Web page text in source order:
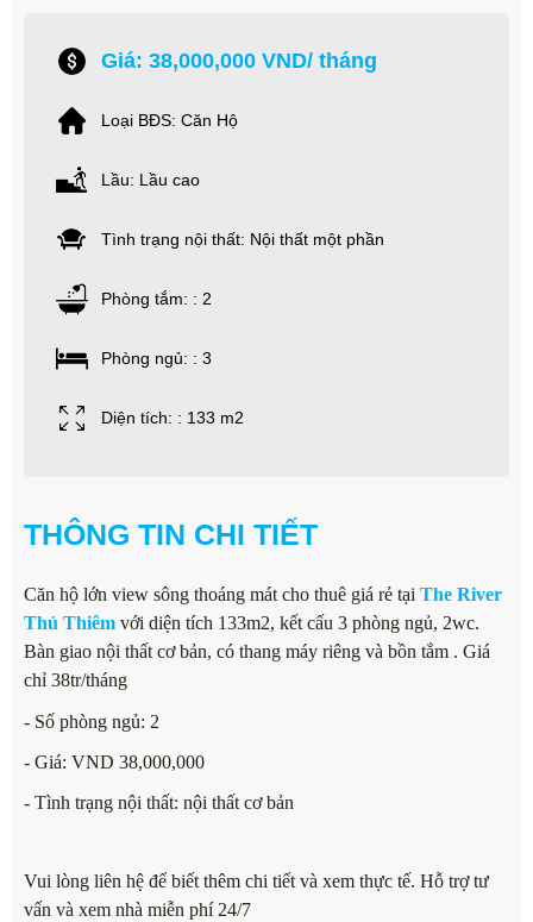
Giá: 38,000,000 VND/ tháng
Loại BĐS: Căn Hộ
Lầu: Lầu cao
Tình trạng nội thất: Nội thất một phần
Phòng tắm: : 2
Phòng ngủ: : 3
Diện tích: : 133 m2
THÔNG TIN CHI TIẾT
Căn hộ lớn view sông thoáng mát cho thuê giá rẻ tại The River
Thủ Thiêm với diện tích 133m2, kết cấu 3 phòng ngủ, 2wc.
Bàn giao nội thất cơ bản, có thang máy riêng và bồn tắm . Giá
chỉ 38tr/tháng
- Số phòng ngủ: 2
- Giá: VND 38,000,000
- Tình trạng nội thất: nội thất cơ bản
Vui lòng liên hệ để biết thêm chi tiết và xem thực tế. Hỗ trợ tư
vấn và xem nhà miễn phí 24/7